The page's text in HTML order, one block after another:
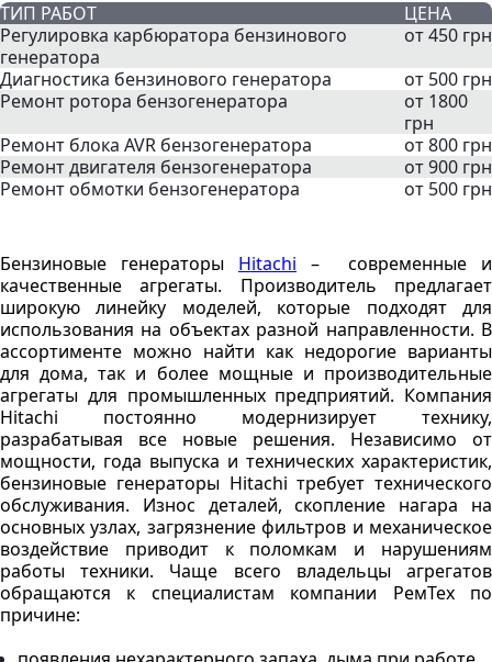
ТИП РАБОТ
ЦЕНА
Регулировка карбюратора бензинового
генератора
от 450 грн
Диагностика бензинового генератора
от 500 грн
Ремонт ротора бензогенератора
от 1800
грн
Ремонт блока AVR бензогенератора
от 800 грн
Ремонт двигателя бензогенератора
от 900 грн
Ремонт обмотки бензогенератора
от 500 грн
Бензиновые генераторы Hitachi – современные и
качественные агрегаты. Производитель предлагает
широкую линейку моделей, которые подходят для
использования на объектах разной направленности. В
ассортименте можно найти как недорогие варианты
для дома, так и более мощные и производительные
агрегаты для промышленных предприятий. Компания
Hitachi постоянно модернизирует технику,
разрабатывая все новые решения. Независимо от
мощности, года выпуска и технических характеристик,
бензиновые генераторы Hitachi требует технического
обслуживания. Износ деталей, скопление нагара на
основных узлах, загрязнение фильтров и механическое
воздействие приводит к поломкам и нарушениям
работы техники. Чаще всего владельцы агрегатов
обращаются к специалистам компании РемТех по
причине: